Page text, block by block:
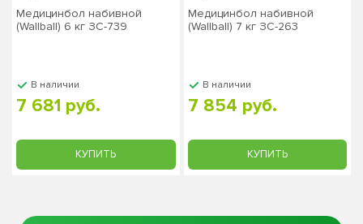
Медицинбол набивной
(Wallball) 6 кг ЗС-739
В наличии
7 681 руб.
КУПИТЬ
Медицинбол набивной
(Wallball) 7 кг ЗС-263
В наличии
7 854 руб.
КУПИТЬ